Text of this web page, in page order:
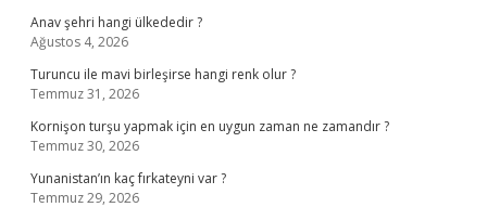
Anav şehri hangi ülkededir ?
Ağustos 4, 2026
Turuncu ile mavi birleşirse hangi renk olur ?
Temmuz 31, 2026
Kornişon turşu yapmak için en uygun zaman ne zamandır ?
Temmuz 30, 2026
Yunanistan’ın kaç fırkateyni var ?
Temmuz 29, 2026